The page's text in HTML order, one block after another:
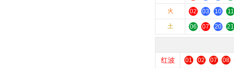
火 02 03 10 11
土 06 07 20 21
红波 01 02 07 08